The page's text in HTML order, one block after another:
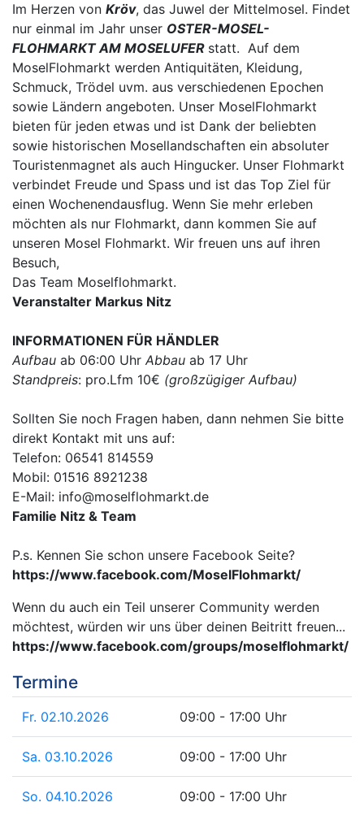
Im Herzen von Kröv, das Juwel der Mittelmosel. Findet
nur einmal im Jahr unser OSTER-MOSEL-
FLOHMARKT AM MOSELUFER statt. Auf dem
MoselFlohmarkt werden Antiquitäten, Kleidung,
Schmuck, Trödel uvm. aus verschiedenen Epochen
sowie Ländern angeboten. Unser MoselFlohmarkt
bieten für jeden etwas und ist Dank der beliebten
sowie historischen Mosellandschaften ein absoluter
Touristenmagnet als auch Hingucker. Unser Flohmarkt
verbindet Freude und Spass und ist das Top Ziel für
einen Wochenendausflug. Wenn Sie mehr erleben
möchten als nur Flohmarkt, dann kommen Sie auf
unseren Mosel Flohmarkt. Wir freuen uns auf ihren
Besuch,
Das Team Moselflohmarkt.
Veranstalter Markus Nitz
INFORMATIONEN FÜR HÄNDLER
Aufbau ab 06:00 Uhr Abbau ab 17 Uhr
Standpreis: pro.Lfm 10€ (großzügiger Aufbau)
Sollten Sie noch Fragen haben, dann nehmen Sie bitte
direkt Kontakt mit uns auf:
Telefon: 06541 814559
Mobil: 01516 8921238
E-Mail: info@moselflohmarkt.de
Familie Nitz & Team
P.s. Kennen Sie schon unsere Facebook Seite?
https://www.facebook.com/MoselFlohmarkt/
Wenn du auch ein Teil unserer Community werden
möchtest, würden wir uns über deinen Beitritt freuen...
https://www.facebook.com/groups/moselflohmarkt/
Termine
Fr. 02.10.2026 09:00 - 17:00 Uhr
Sa. 03.10.2026 09:00 - 17:00 Uhr
So. 04.10.2026 09:00 - 17:00 Uhr